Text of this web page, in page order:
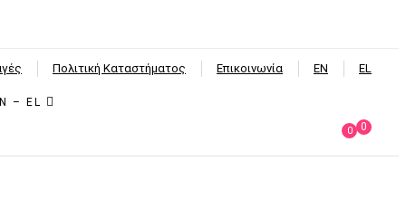
Πολιτική Καταστήματος Επικοινωνία EN EL
– EL
0 0